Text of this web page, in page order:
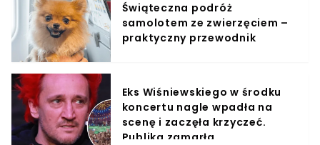
Świąteczna podróż
samolotem ze zwierzęciem –
praktyczny przewodnik
Eks Wiśniewskiego w środku
koncertu nagle wpadła na
scenę i zaczęła krzyczeć.
Publika zamarła